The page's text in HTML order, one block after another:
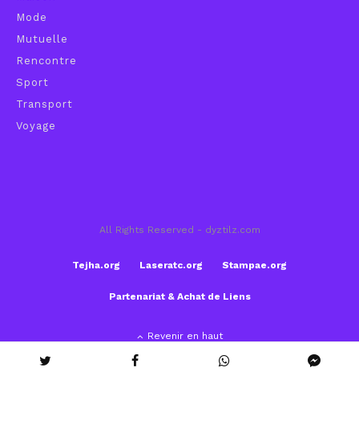
Mode
Mutuelle
Rencontre
Sport
Transport
Voyage
All Rights Reserved - dyztilz.com
Tejha.org Laseratc.org Stampae.org
Partenariat & Achat de Liens
Revenir en haut